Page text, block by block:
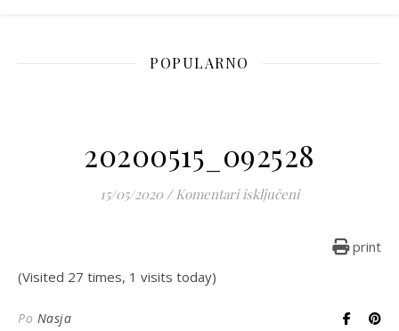
POPULARNO
20200515_092528
15/05/2020 / Komentari isključeniza
print
(Visited 27 times, 1 visits today)
Po Nasja